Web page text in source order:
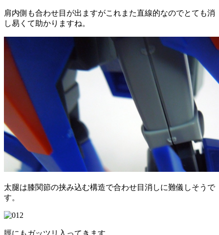
肩内側も合わせ目が出ますがこれまた直線的なのでとても消
し易くて助かりますね。
太腿は膝関節の挟み込む構造で合わせ目消しに難儀しそうで
す。
脛にもガッツリ入ってきます。